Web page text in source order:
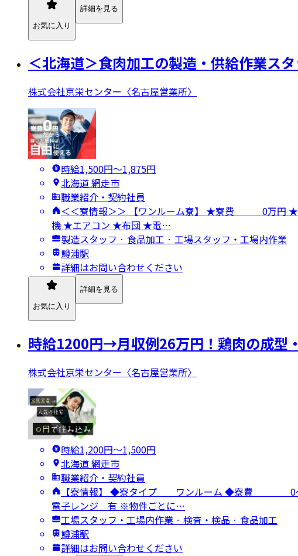
お気に入り
詳細を見る
＜北海道＞食肉加工の製造・供給作業ス
株式会社京栄センター〈名古屋営業所〉
時給1,500円〜1,875円
北海道 網走市
職業紹介・契約社員
＜＜寮情報＞＞ 【ワンルーム寮】 ★寮費 0
機 ★エアコン ★布団 ★電…
製造スタッフ · 食品加工 · 工場スタッフ・工場内作業
鱒浦駅
詳細はお問い合わせください
お気に入り
詳細を見る
時給1200円→月収例26万円！鶏肉の成型
株式会社京栄センター〈名古屋営業所〉
時給1,200円〜1,500円
北海道 網走市
職業紹介・契約社員
【寮情報】 ◆寮タイプ ワンルーム ◆寮
電子レンジ 有 ※物件ごとに…
工場スタッフ・工場内作業 · 検査・検品 · 食品加工
鱒浦駅
詳細はお問い合わせください